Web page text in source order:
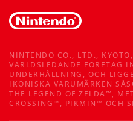
NINTENDO CO., LTD.,
VÄRLDSLEDANDE FÖRETAG
UNDERHÅLLNING, OCH
IKONISKA VARUMÄRKEN
THE LEGEND OF ZELDA™,
CROSSING™, PIKMIN™ OCH